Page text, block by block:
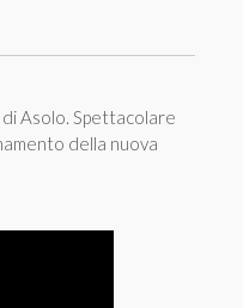
Asolo. Spettacolare
della nuova